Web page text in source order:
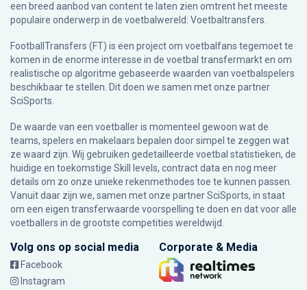
een breed aanbod van content te laten zien omtrent het meeste
populaire onderwerp in de voetbalwereld: Voetbaltransfers.
FootballTransfers (FT) is een project om voetbalfans tegemoet te
komen in de enorme interesse in de voetbal transfermarkt en om
realistische op algoritme gebaseerde waarden van voetbalspelers
beschikbaar te stellen. Dit doen we samen met onze partner
SciSports
De waarde van een voetballer is momenteel gewoon wat de
teams, spelers en makelaars bepalen door simpel te zeggen wat
ze waard zijn. Wij gebruiken gedetailleerde voetbal statistieken, de
huidige en toekomstige Skill levels, contract data en nog meer
details om zo onze unieke rekenmethodes toe te kunnen passen.
Vanuit daar zijn we, samen met onze partner SciSports, in staat
om een eigen transferwaarde voorspelling te doen en dat voor alle
voetballers in de grootste competities wereldwijd.
Volg ons op social media
Facebook
Instagram
Corporate & Media